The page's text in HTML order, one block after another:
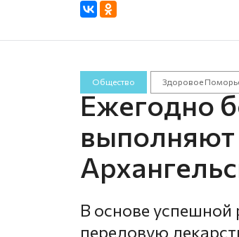
Общество Здоровое
Ежегодно
выполняют
В основе
передовую